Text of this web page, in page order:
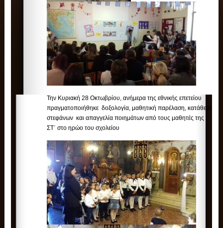
Την Κυριακή 28 Οκτωβρίου, ανήμερα της εθνικής επετείου
πραγματοποιήθηκε δοξολογία, μαθητική παρέλαση, κατάθεση
στεφάνων και απαγγελία ποιημάτων από τους μαθητές της
ΣΤ΄ στο ηρώο του σχολείου